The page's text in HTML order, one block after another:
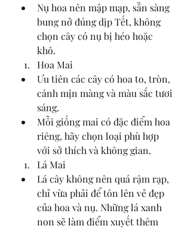
Nụ hoa nên mập mạp, sẵn sàng
bung nở đúng dịp Tết, không
chọn cây có nụ bị héo hoặc
khô.
Hoa Mai
Ưu tiên các cây có hoa to, tròn,
cánh mịn màng và màu sắc tươi
sáng.
Mỗi giống mai có đặc điểm hoa
riêng, hãy chọn loại phù hợp
với sở thích và không gian.
Lá Mai
Lá cây không nên quá rậm rạp,
chỉ vừa phải để tôn lên vẻ đẹp
của hoa và nụ. Những lá xanh
non sẽ làm điểm xuyết thêm